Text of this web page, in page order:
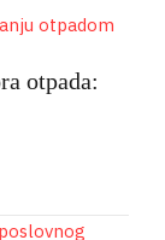
otpada: